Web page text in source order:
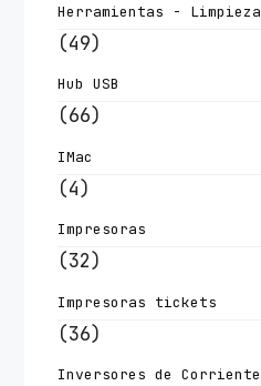
Herramientas - Limpieza
(49)
Hub USB
(66)
IMac
(4)
Impresoras
(32)
Impresoras tickets
(36)
Inversores de Corriente